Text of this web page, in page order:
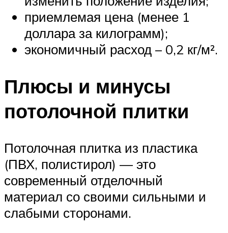
приемлемая цена (менее 1
доллара за килограмм);
экономичный расход – 0,2 кг/м².
Плюсы и минусы
потолочной плитки
Потолочная плитка из пластика
(ПВХ, полистирол) — это
современный отделочный
материал со своими сильными и
слабыми сторонами.